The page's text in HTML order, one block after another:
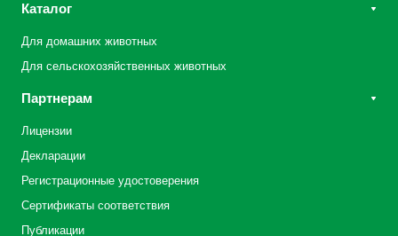
Каталог
Для домашних животных
Для сельскохозяйственных животных
Партнерам
Лицензии
Декларации
Регистрационные удостоверения
Сертификаты соответствия
Публикации